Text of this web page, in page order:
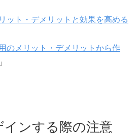
ット・デメリットと効果を高める
のメリット・デメリットから作
」
ンする際の注意